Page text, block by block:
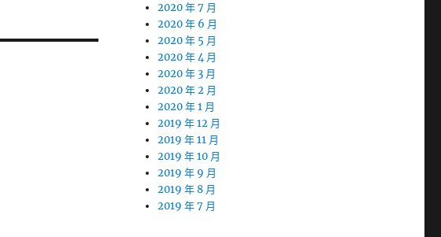
2020 年 7 月
2020 年 6 月
2020 年 5 月
2020 年 4 月
2020 年 3 月
2020 年 2 月
2020 年 1 月
2019 年 12 月
2019 年 11 月
2019 年 10 月
2019 年 9 月
2019 年 8 月
2019 年 7 月